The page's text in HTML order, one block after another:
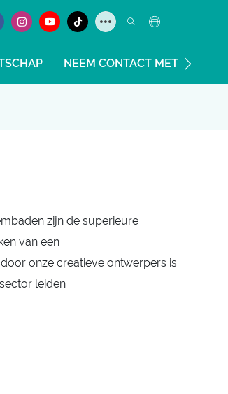
NEEM CONTACT MET ONS OP
zijn de superieure
van een
onze creatieve ontwerpers is
leiden